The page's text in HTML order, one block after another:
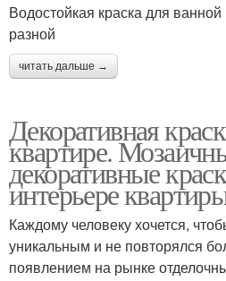
Водостойкая краска для
разной
читать дальше →
Декоративная
квартире.
декоративные
интерьере
Каждому человеку хочется,
уникальным и не повторялся
появлением на рынке